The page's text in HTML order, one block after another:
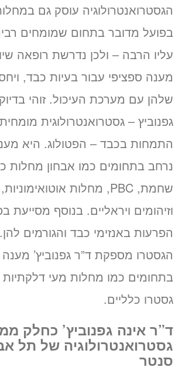
הגסטרואנטרולוגיה עוסק גם
בפועל מדובר בתחום שמומחים
עליו הרבה – ולכן נדרשת רופאה
מענה ספציפי עבור בעיות כבד,
שלהן עם מערכת העיכול. זוהי
גפנוביץ – גסטרואנטרולוגית
התמחות בכבד – הפטולוג. היא
נרחב בתחומים כמו אבחון מחלות
שחמת, PBC, מחלות אוטואימוניות,
וזיהומים ויראליים. בנוסף מסייעת
הפרעות באנזימי כבד והגורמים
הגסטרו מספקת ד”ר גפנוביץ’ מענה
גסטרו כלליים.
ד”ר אינה גפנוביץ’ כחלק
גסטרואנטרולוגיה של תל
סנטר